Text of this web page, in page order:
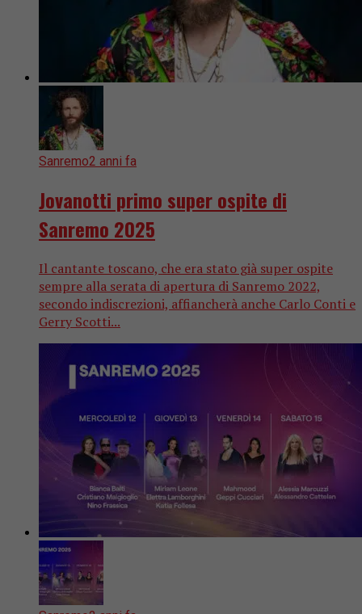
Sanremo2 anni fa
Jovanotti primo super ospite di
Sanremo 2025
Il cantante toscano, che era stato già super ospite
sempre alla serata di apertura di Sanremo 2022,
secondo indiscrezioni, affiancherà anche Carlo Conti e
Gerry Scotti...